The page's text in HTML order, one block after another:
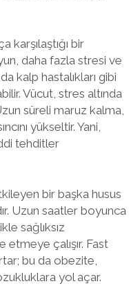
karşılaştığı bir
daha fazla stresi ve
kalp hastalıkları gibi
Vücut, stres altında
süreli maruz kalma,
yükseltir. Yani,
tehditler
bir başka husus
Uzun saatler boyunca
sağlıksız
etmeye çalışır. Fast
bu da obezite,
yol açar.